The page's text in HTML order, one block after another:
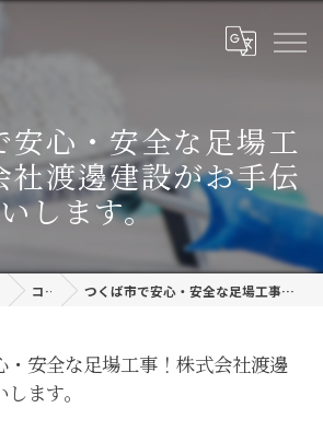
安心・安全な足場工
社渡邊建設がお手伝
いします。
コラム つくば市で安心・安全な足場工事！株式会社渡邊建設がお手伝いします。
・安全な足場工事！株式会社渡邊
ます。